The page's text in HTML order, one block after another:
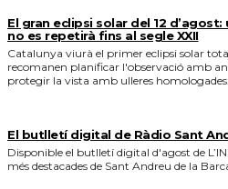
El gran eclipsi solar del 12
no es repetirà fins al segle XXII
Catalunya viurà el primer eclipsi solar
recomanen planificar l'observació amb
protegir la vista amb ulleres homologades.
El butlletí digital de Ràdio Sant
Disponible el butlletí digital d'agost de
més destacades de Sant Andreu de la